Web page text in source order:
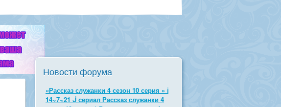
Новости форума
«Рассказ служанки 4 сезон 10 серия » ℹ
14~7~21 ᒎ сериал Рассказ служанки 4